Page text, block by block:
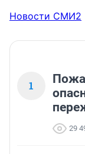
Новости СМИ2
1
29